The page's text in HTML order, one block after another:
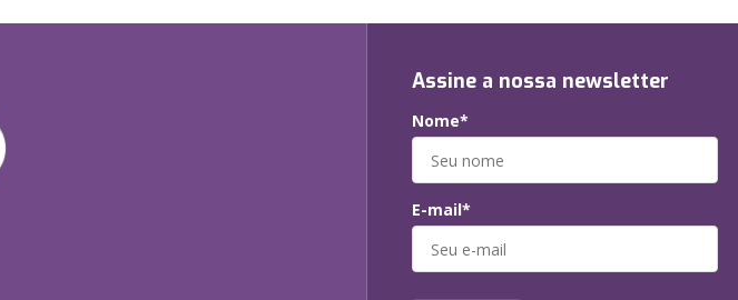
Assine a nossa newsletter
Nome*
E-mail*